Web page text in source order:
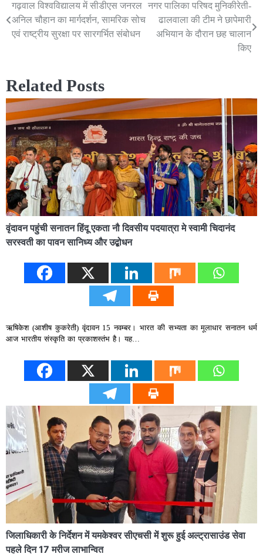
Post
navigation
गढ़वाल विश्वविद्यालय में सीडीएस जनरल
अनिल चौहान का मार्गदर्शन, सामरिक सोच
एवं राष्ट्रीय सुरक्षा पर सारगर्भित संबोधन
नगर पालिका परिषद मुनिकीरेती-
ढालवाला की टीम ने छापेमारी
अभियान के दौरान छह चालान
किए
Related Posts
वृंदावन पहुंची सनातन हिंदू एकता नौ दिवसीय पदयात्रा मे स्वामी चिदानंद
सरस्वती का पावन सानिध्य और उद्बोधन
ऋषिकेश (आशीष कुकरेती) वृंदावन 15 नवम्बर। भारत की सभ्यता का मूलाधार सनातन धर्म
आज भारतीय संस्कृति का प्रकाशस्तंभ है। यह…
जिलाधिकारी के निर्देशन में यमकेश्वर सीएचसी में शुरू हुई अल्ट्रासाउंड सेवा
पहले दिन 17 मरीज लाभान्वित